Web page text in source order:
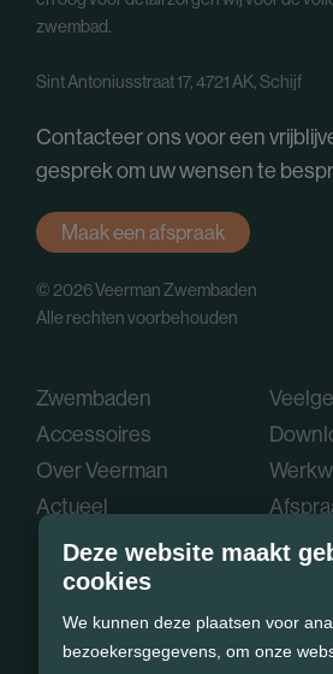
Deze website maakt
cookies
We kunnen deze plaatsen voor
bezoekersgegevens, om onze
zwembad.
Sint Antoniusstraat 17, 4721 AK, Schijf
Contacteer ons voor een
gesprek om uw wensen te
Maak een afspraak
© 2026 Veerman Zwembaden
Alle rechten voorbehouden
Zwembaden
Accessoires
Over Veerman
Actueel